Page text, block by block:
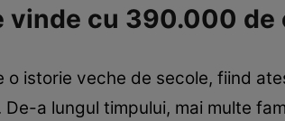
vinde cu 390.000 de
o istorie veche de secole, fiind
a lungul timpului, mai multe